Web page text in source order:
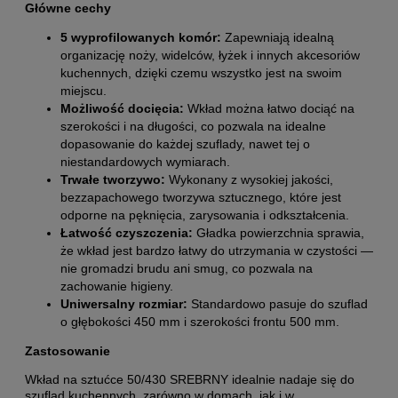
Główne cechy
5 wyprofilowanych komór: Zapewniają idealną
organizację noży, widelców, łyżek i innych akcesoriów
kuchennych, dzięki czemu wszystko jest na swoim
miejscu.
Możliwość docięcia: Wkład można łatwo dociąć na
szerokości i na długości, co pozwala na idealne
dopasowanie do każdej szuflady, nawet tej o
niestandardowych wymiarach.
Trwałe tworzywo: Wykonany z wysokiej jakości,
bezzapachowego tworzywa sztucznego, które jest
odporne na pęknięcia, zarysowania i odkształcenia.
Łatwość czyszczenia: Gładka powierzchnia sprawia,
że wkład jest bardzo łatwy do utrzymania w czystości —
nie gromadzi brudu ani smug, co pozwala na
zachowanie higieny.
Uniwersalny rozmiar: Standardowo pasuje do szuflad
o głębokości 450 mm i szerokości frontu 500 mm.
Zastosowanie
Wkład na sztućce 50/430 SREBRNY idealnie nadaje się do